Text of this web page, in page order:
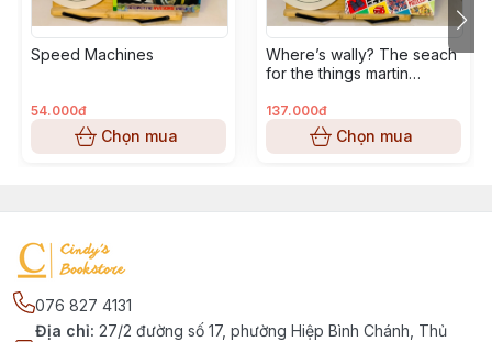
Speed Machines
54.000đ
Chọn mua
Where’s wally? The seach
for the things martin
137.000đ
Chọn mua
076 827 4131
Địa chỉ: 27/2 đường số 17, phường Hiệp Bình Chánh, Thủ